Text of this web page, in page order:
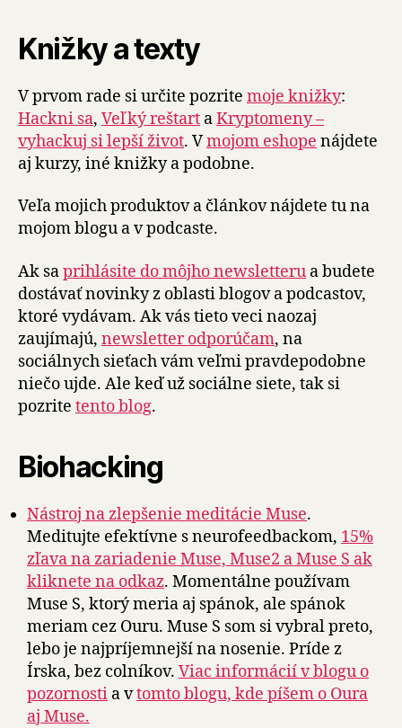
Knižky a texty
V prvom rade si určite pozrite moje knižky:
Hackni sa, Veľký reštart aKryptomeny –
vyhackuj si lepší život. Vmojom eshope nájdete
aj kurzy, iné knižky a podobne.
Veľa mojich produktov a článkov nájdete tu na
mojom blogu a v podcaste.
Ak saprihlásite do môjho newsletteru a budete
dostávať novinky z oblasti blogov a podcastov,
ktoré vydávam. Ak vás tieto veci naozaj
zaujímajú, newsletter odporúčam, na
sociálnych sieťach vám veľmi pravdepodobne
niečo ujde. Ale keď už sociálne siete, tak si
pozrite tento blog.
Biohacking
Nástroj na zlepšenie meditácie Muse.
Meditujte efektívne s neurofeedbackom, 15%
zľava na zariadenie Muse, Muse2 a Muse S ak
kliknete na odkaz. Momentálne používam
Muse S, ktorý meria aj spánok, ale spánok
meriam cez Ouru. Muse S som si vybral preto,
lebo je najpríjemnejší na nosenie. Príde z
Írska, bez colníkov. Viac informácií v blogu o
pozornosti a vtomto blogu, kde píšem o Oura
aj Muse.